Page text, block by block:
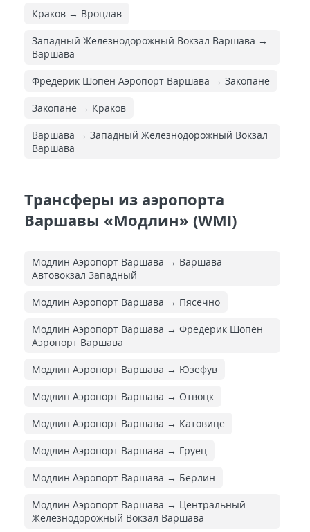
Краков → Вроцлав
Западный Железнодорожный Вокзал Варшава →
Варшава
Фредерик Шопен Аэропорт Варшава → Закопане
Закопане → Краков
Варшава → Западный Железнодорожный Вокзал
Варшава
Трансферы из аэропорта
Варшавы «Модлин» (WMI)
Модлин Аэропорт Варшава → Варшава
Автовокзал Западный
Модлин Аэропорт Варшава → Пясечно
Модлин Аэропорт Варшава → Фредерик Шопен
Аэропорт Варшава
Модлин Аэропорт Варшава → Юзефув
Модлин Аэропорт Варшава → Отвоцк
Модлин Аэропорт Варшава → Катовице
Модлин Аэропорт Варшава → Груец
Модлин Аэропорт Варшава → Берлин
Модлин Аэропорт Варшава → Центральный
Железнодорожный Вокзал Варшава